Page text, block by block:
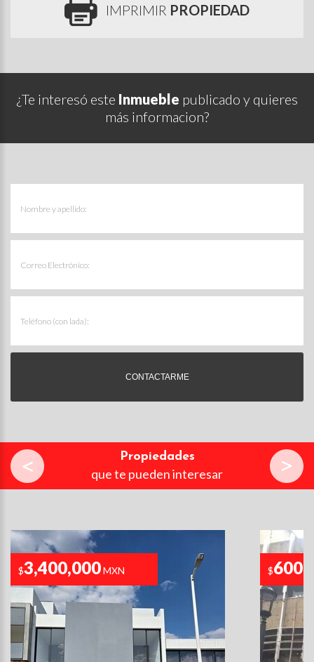
IMPRIMIR PROPIEDAD
¿Te interesó este Inmueble publicado y quieres
más informacion?
Propiedades
que te pueden interesar
$3,400,000MXN $